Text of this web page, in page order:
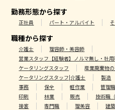
勤務形態から探す
正社員 パート・アルバイト
職種から探す
介護士
理容師・美容師
営業スタッフ【経験者】ノルマ無し・社用
ケータリングスタッフ
産業廃棄物
ケータリングスタッフ|介護士
製造
事務
保全 軽作業 管理職
印刷
林業 販売 技術職
接客
専門職 理美容 建築